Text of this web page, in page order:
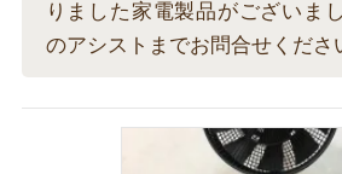
りました家電製品がございま
のアシストまでお問合せくださ